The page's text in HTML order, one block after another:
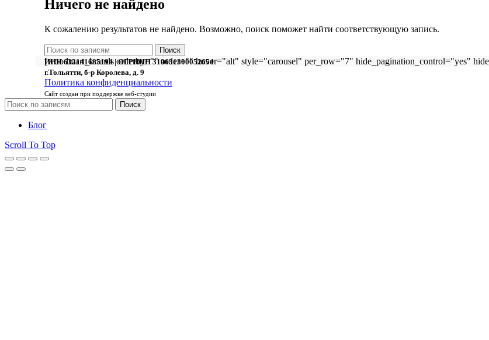
Ничего не найдено
К сожалению результатов не найдено. Возможно, поиск поможет найти соответствующую запись.
Поиск
[woodmart_brands orderby="" order="" hover="alt" style="carousel" per_row="7" hide_pagination_control="yes"
ИНН 632141685194 | ОГРНИП 319631300052654
г.Тольятти, б-р Королева, д. 9
Политика конфиденциальности
Сайт создан при поддержке веб-студии
Поиск
Блог
Scroll To Top